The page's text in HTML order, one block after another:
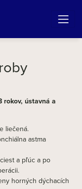
rokov, ústavná a
liečená.
astma
a pľúc a po
horných dýchacích